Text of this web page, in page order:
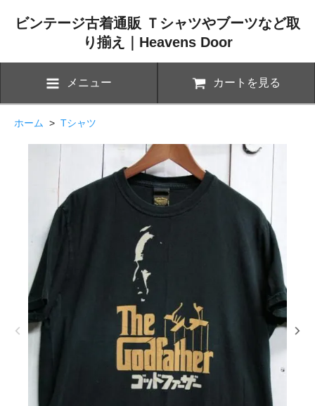
ビンテージ古着通販 Ｔシャツやブーツなど取
り揃え｜Heavens Door
メニュー カートを見る
ホーム > Tシャツ